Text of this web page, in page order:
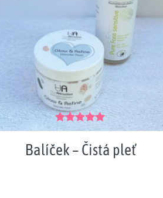
Hodnocení
z 5
Balíček – Čistá pleť